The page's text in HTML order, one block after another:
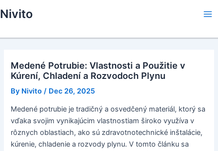
to
Nivito
Medené Potrubie: Vlastnosti a Použitie v
Kúrení, Chladení a Rozvodoch Plynu
By Nivito / Dec 26, 2025
Medené potrubie je tradičný a osvedčený materiál, ktorý sa
vďaka svojim vynikajúcim vlastnostiam široko využíva v
rôznych oblastiach, ako sú zdravotnotechnické inštalácie,
kúrenie, chladenie a rozvody plynu. V tomto článku sa